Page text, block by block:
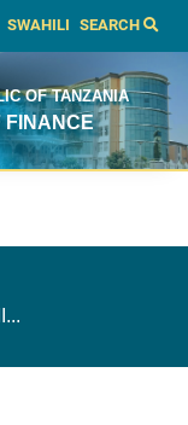
SWAHILI SEARCH
OF TANZANIA
FINANCE